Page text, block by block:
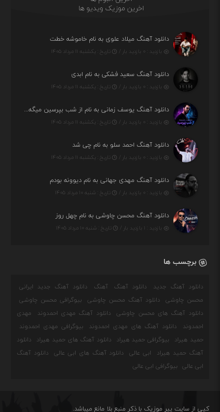
اخرین موزیک ویدیو ها
دانلود آهنگ میلاد علوی به نام خاموشه خطت
بازدید : ۰ بازدید بار / تاریخ : یکشنبه ۱۱ مرداد ۱۴۰۵
دانلود آهنگ سعید فشکی به نام ابدی
بازدید : ۰ بازدید بار / تاریخ : یکشنبه ۱۱ مرداد ۱۴۰۵
دانلود آهنگ یوسف زمانی به نام از شب بپرسین میگه چه روزگاری دارم
بازدید : ۰ بازدید بار / تاریخ : یکشنبه ۱۱ مرداد ۱۴۰۵
دانلود آهنگ احمد سلو به نام چی شد
بازدید : ۰ بازدید بار / تاریخ : یکشنبه ۱۱ مرداد ۱۴۰۵
دانلود آهنگ مهدی جهانی به نام دیوونه بودم
بازدید : ۰ بازدید بار / تاریخ : شنبه ۱۰ مرداد ۱۴۰۵
دانلود آهنگ محسن چاوشی به نام چهل روز
بازدید : ۱ بازدید بار / تاریخ : شنبه ۱۰ مرداد ۱۴۰۵
برچسب ها
دانلود آهنگ جدید دانلود آهنگ آهنگ
دانلود آهنگ جدید ایرانی
محسن چاوشی
دانلود آهنگ محسن چاوشی
بیوگرافی محسن چاوشی
دانلود آهنگ های محسن چاوشی
دانلود آهنگ مهدی احمدوند
مهدی
احمدوند
دانلود آهنگ های مهدی احمدوند
بیوگرافی مهدی احمدوند
حمید هیراد
بیوگرافی حمید هیراد دانلود آهنگ های حمید هیراد
دانلود
آهنگ حمید هیراد
ابی عالی دانلود آهنگ های ابی عالی
دانلود آهنگ
ابی عالی
بیوگرافی ابی عالی
کپی از سایت پیر موزیک با ذکر منبع بلا مانع میباشد.